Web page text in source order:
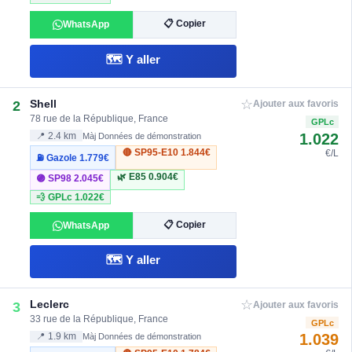
WhatsApp 📋 Copier
🗺️ Y aller
2 Shell
78 rue de la République, France
📍 2.4 km Màj Données de démonstration
⛽ Gazole1.779€
🔴 SP95-E10 1.844€
🟣 SP982.045€ 🌿 E85 0.904€
💨 GPLc1.022€
WhatsApp 📋 Copier
🗺️ Y aller
☆Ajouter aux favoris
GPLc
1.022
€/L
3 Leclerc
33 rue de la République, France
📍 1.9 km Màj Données de démonstration
☆Ajouter aux favoris
GPLc
1.039